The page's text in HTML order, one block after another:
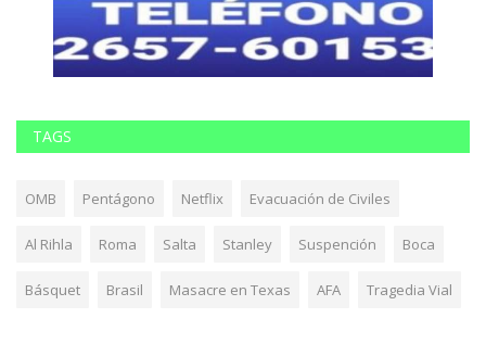
TAGS
OMB Pentágono Netflix Evacuación de Civiles
Al Rihla Roma Salta Stanley Suspención Boca
Básquet Brasil Masacre en Texas AFA Tragedia Vial